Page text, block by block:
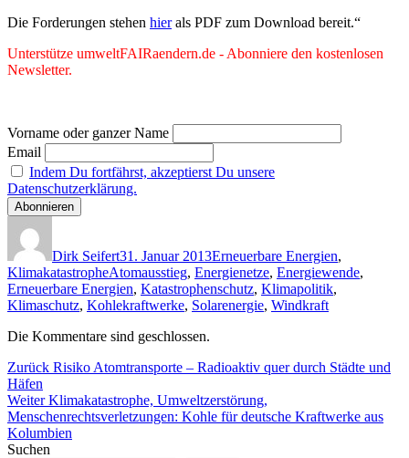
Die Forderungen stehen hierals PDF zum Download bereit.“
Unterstütze umweltFAIRaendern.de - Abonniere den kostenlosen
Newsletter.
Vorname oder ganzer Name
Email
Indem Du fortfährst, akzeptierst Du unsere
Datenschutzerklärung.
Dirk Seifert31. Januar 2013Erneuerbare Energien,
KlimakatastropheSchlagwörter
Atomausstieg, Energienetze, Energiewende,
Erneuerbare Energien, Katastrophenschutz, Klimapolitik,
Klimaschutz, Kohlekraftwerke, Solarenergie, Windkraft
Die Kommentare sind geschlossen.
Beitragsnavigation
Zurück Vorheriger
Risiko Atomtransporte – Radioaktiv quer durch Städte und
Häfen
Weiter Nächster
Beitrag:
Klimakatastrophe, Umweltzerstörung,
Menschenrechtsverletzungen: Kohle für deutsche Kraftwerke aus
Kolumbien
Suchen